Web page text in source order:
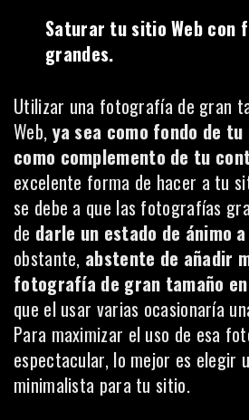
Saturar tu sitio Web con
grandes.
Utilizar una fotografía de gran
Web,ya sea como fondo de
como complemento de tu
excelente forma de hacer a tu
se debe a que las fotografías
de darle un estado de ánimo
obstante, abstente de añadir
fotografía de gran tamaño
que el usar varias ocasionaría
Para maximizar el uso de esa
espectacular, lo mejor es elegir
minimalista para tu sitio.